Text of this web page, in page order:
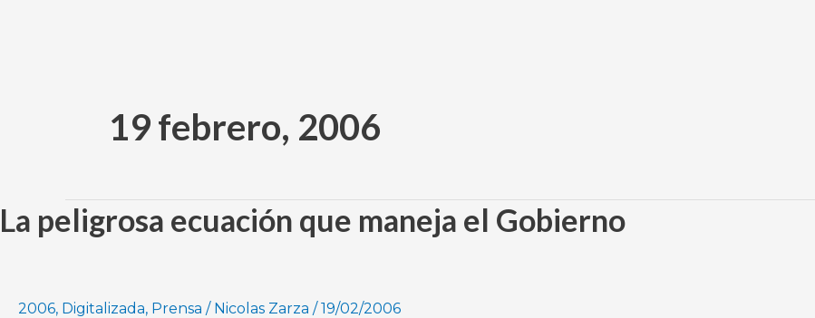
19 febrero, 2006
La peligrosa ecuación que maneja el Gobierno
2006, Digitalizada, Prensa / Nicolas Zarza /19/02/2006
La
peligrosa
maneja